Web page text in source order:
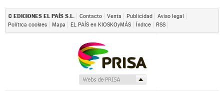
© EDICIONES EL PAÍS S.L. Contacto Venta Publicidad
Aviso legal
Política cookies
Mapa EL PAÍS en KIOSKOyMÁS Índice RSS